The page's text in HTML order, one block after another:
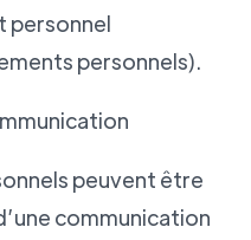
personnel
personnels).
peuvent être
communication